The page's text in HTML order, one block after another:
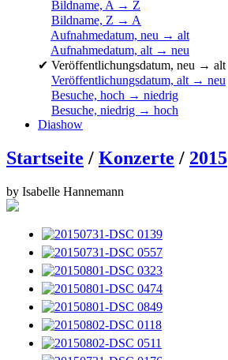
Bildname, A → Z
Bildname, Z → A
Aufnahmedatum, neu → alt
Aufnahmedatum, alt → neu
✔ Veröffentlichungsdatum, neu → alt
Veröffentlichungsdatum, alt → neu
Besuche, hoch → niedrig
Besuche, niedrig → hoch
Diashow
Startseite / Konzerte / 2015
by Isabelle Hannemann